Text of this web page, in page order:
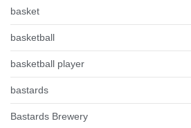
basket
basketball
basketball player
bastards
Bastards Brewery